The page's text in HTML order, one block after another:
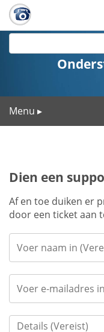
Menu ▸
Dien een
Af en toe duiken er
door een ticket aan